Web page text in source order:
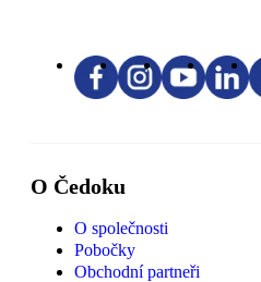
O Čedoku
O společnosti
Pobočky
Obchodní partneři